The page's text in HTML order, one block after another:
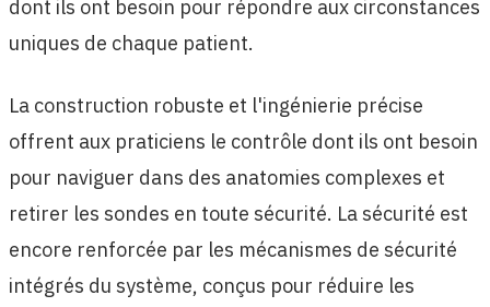
dont ils ont besoin pour répondre aux circonstances
uniques de chaque patient.
La construction robuste et l'ingénierie précise
offrent aux praticiens le contrôle dont ils ont besoin
pour naviguer dans des anatomies complexes et
retirer les sondes en toute sécurité. La sécurité est
encore renforcée par les mécanismes de sécurité
intégrés du système, conçus pour réduire les